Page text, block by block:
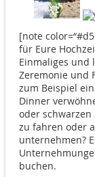
[note
für Eure
Einmaliges und
Zeremonie und
zum Beispiel
Dinner
oder schwarzen
zu fahren oder
unternehmen?
buchen.